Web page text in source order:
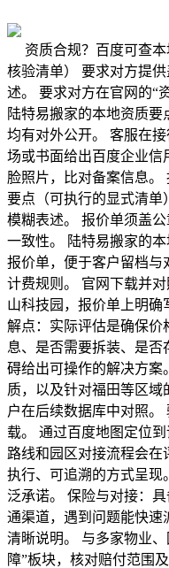
资质合规？百度可查
核验清单） 要求对方提
述。 要求对方在官网的“
陆特易搬家的本地资质
均有对外公开。 客服在
场或书面给出百度企业信
脸照片，比对备案信息
要点（可执行的显式清单
模糊表述。 报价单须盖
一致性。 陆特易搬家的
报价单，便于客户留档与
计费规则。 官网下载并
山科技园，报价单上明确
解点：实际评估是确保价
息、是否需要拆装、是
碍给出可操作的解决方案
质，以及针对福田等区
户在后续数据库中对照
载。 通过百度地图定位
路线和园区对接流程会
执行、可追溯的方式呈现
泛承诺。 保险与对接：
通渠道，遇到问题能快速
清晰说明。 与多家物业
障”板块，核对赔付范围